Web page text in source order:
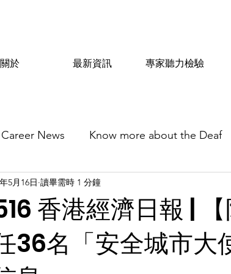
關於 最新資訊 專家聽力檢驗
Career News Know more about the Deaf
香港經濟日報 | 【
36名「安全城市
5月16日 讀畢需時 1 分鐘